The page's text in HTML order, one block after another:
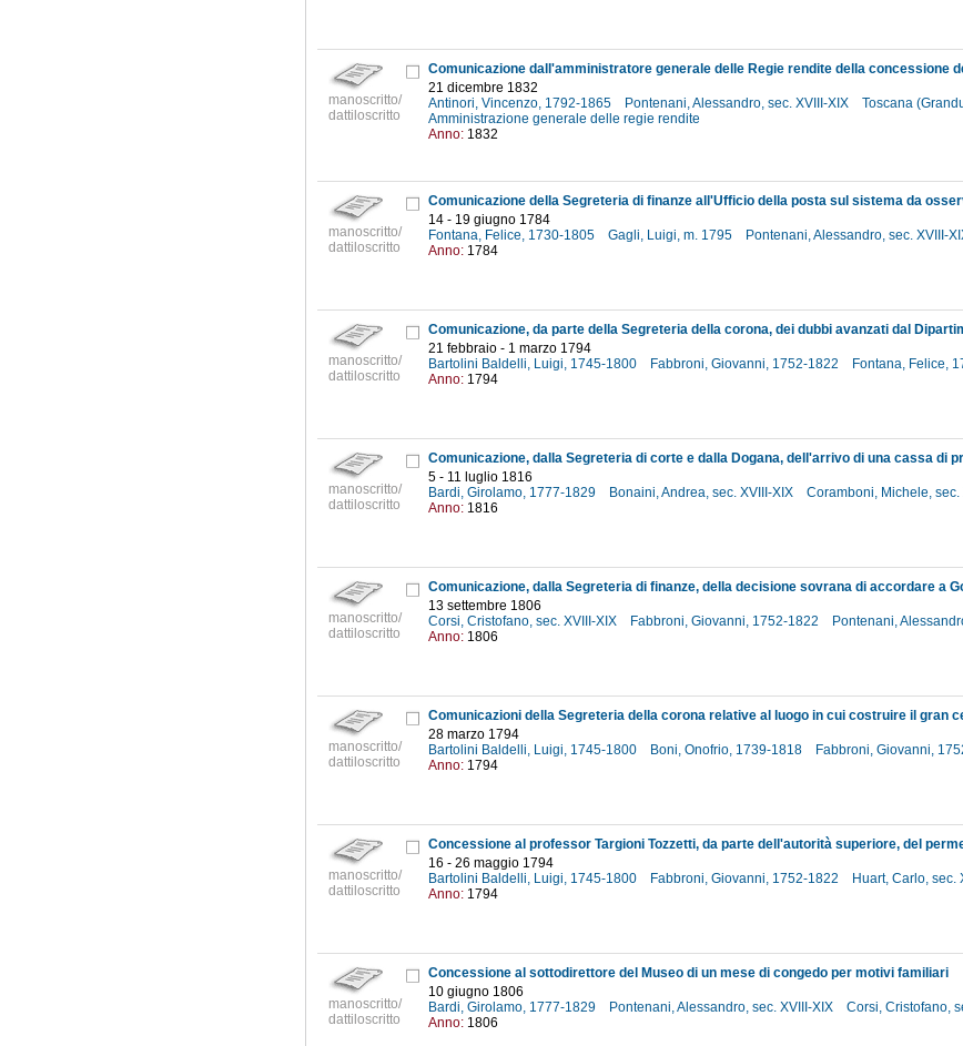
manoscritto/
dattiloscritto
21 dicembre 1832
Antinori, Vincenzo, 1792-1865
Pontenani, Alessandro, sec. XVIII-XIX
Toscana
Amministrazione generale delle regie rendite
Anno: 1832
manoscritto/
dattiloscritto
14 - 19 giugno 1784
Fontana, Felice, 1730-1805
Gagli, Luigi, m. 1795 Pontenani, Alessandro, sec. XVIII-
Anno: 1784
manoscritto/
dattiloscritto
21 febbraio - 1 marzo 1794
Bartolini Baldelli, Luigi, 1745-1800
Fabbroni, Giovanni, 1752-1822 Fontana, Felice,
Anno: 1794
manoscritto/
dattiloscritto
5 - 11 luglio 1816
Bardi, Girolamo, 1777-1829
Bonaini, Andrea, sec. XVIII-XIX Coramboni, Michele, sec.
Anno: 1816
manoscritto/
dattiloscritto
13 settembre 1806
Corsi, Cristofano, sec. XVIII-XIX
Fabbroni, Giovanni, 1752-1822 Pontenani,
Anno: 1806
manoscritto/
dattiloscritto
28 marzo 1794
Bartolini Baldelli, Luigi, 1745-1800
Boni, Onofrio, 1739-1818 Fabbroni, Giovanni,
Anno: 1794
manoscritto/
dattiloscritto
16 - 26 maggio 1794
Bartolini Baldelli, Luigi, 1745-1800
Fabbroni, Giovanni, 1752-1822 Huart, Carlo, sec.
Anno: 1794
manoscritto/
dattiloscritto
Concessione al sottodirettore del Museo di un mese di congedo per motivi familiari
10 giugno 1806
Bardi, Girolamo, 1777-1829
Pontenani, Alessandro, sec. XVIII-XIX
Corsi, Cristofano,
Anno: 1806